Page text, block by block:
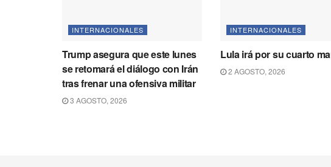
INTERNACIONALES
Trump asegura que este lunes
se retomará el diálogo con Irán
tras frenar una ofensiva militar
3 AGOSTO, 2026
INTERNACIONALES
Lula irá por su cuarto
2 AGOSTO, 2026